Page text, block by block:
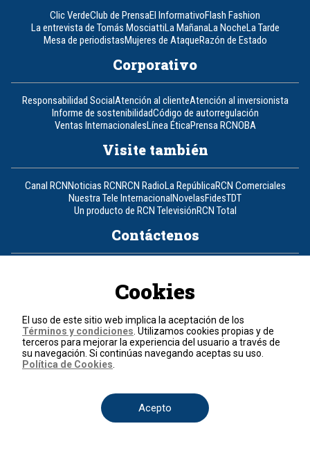
Clic VerdeClub de PrensaEl InformativoFlash Fashion
La entrevista de Tomás MosciattiLa MañanaLa NocheLa Tarde
Mesa de periodistasMujeres de AtaqueRazón de Estado
Corporativo
Responsabilidad SocialAtención al clienteAtención al inversionista
Informe de sostenibilidadCódigo de autorregulación
Ventas InternacionalesLínea ÉticaPrensa RCNOBA
Visite también
Canal RCNNoticias RCNRCN RadioLa RepúblicaRCN Comerciales
Nuestra Tele InternacionalNovelasFidesTDT
Un producto de RCN TelevisiónRCN Total
Contáctenos
Política de cookies
Términos y condiciones
© 2026, RCN Medios.
Todos los derechos reservados.
Cookies
El uso de este sitio web implica la aceptación de los
Términos y condiciones . Utilizamos cookies propias y de
terceros para mejorar la experiencia del usuario a través de
su navegación. Si continúas navegando aceptas su uso.
Política de Cookies
Acepto